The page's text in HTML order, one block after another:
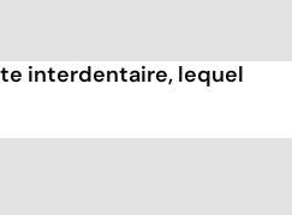
interdentaire, lequel